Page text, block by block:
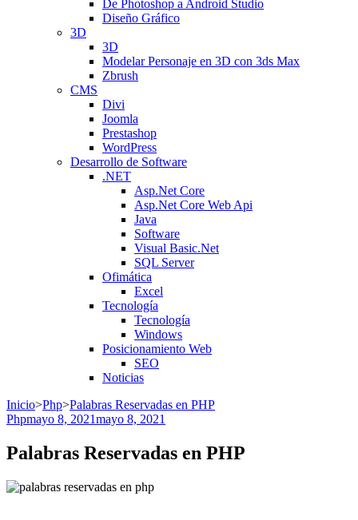
De Photoshop a Android Studio
Diseño Gráfico
3D
3D
Modelar Personaje en 3D con 3ds Max
Zbrush
CMS
Divi
Joomla
Prestashop
WordPress
Desarrollo de Software
.NET
Asp.Net Core
Asp.Net Core Web Api
Java
Software
Visual Basic.Net
SQL Server
Ofimática
Excel
Tecnología
Tecnología
Windows
Posicionamiento Web
SEO
Noticias
Inicio>Php>Palabras Reservadas en PHP
Phpmayo 8, 2021mayo 8, 2021
Palabras Reservadas en PHP